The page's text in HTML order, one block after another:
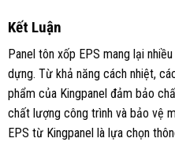
Kết Luận
Panel tôn xốp EPS mang lại
dựng. Từ khả năng cách nhiệt,
phẩm của Kingpanel đảm bảo
chất lượng công trình và bảo vệ
EPS từ Kingpanel là lựa chọn